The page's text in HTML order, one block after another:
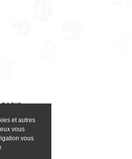
et autres
vous
vous